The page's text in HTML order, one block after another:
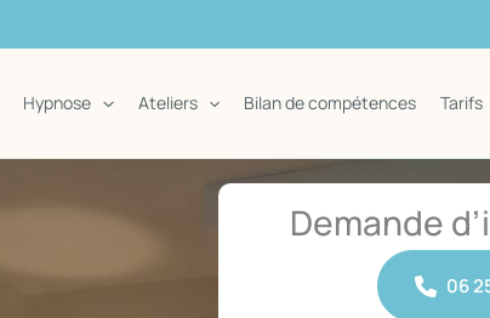
Hypnose Ateliers Bilan de compétences Tarifs
Demande
06